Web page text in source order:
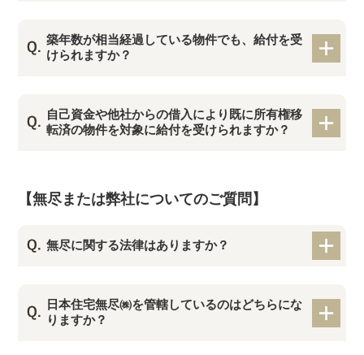
築年数が相当経過している物件でも、給付を受
けられますか？
自己資金や他社からの借入により既に所有権移
転済の物件を対象に給付を受けられますか？
【無尽または弊社についてのご質問】
無尽に関する法律はありますか？
日本住宅無尽㈱を管轄しているのはどちらにな
りますか？